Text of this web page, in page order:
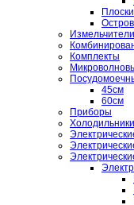
Измельчители
Комплекты
45см
60см
Приборы
Холодильники